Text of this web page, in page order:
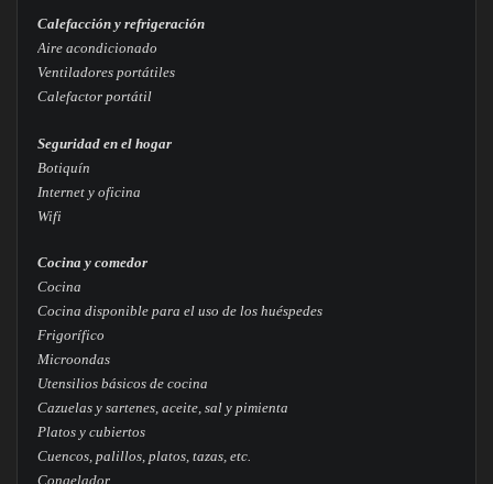
Calefacción y refrigeración
Aire acondicionado
Ventiladores portátiles
Calefactor portátil
Seguridad en el hogar
Botiquín
Internet y oficina
Wifi
Cocina y comedor
Cocina
Cocina disponible para el uso de los huéspedes
Frigorífico
Microondas
Utensilios básicos de cocina
Cazuelas y sartenes, aceite, sal y pimienta
Platos y cubiertos
Cuencos, palillos, platos, tazas, etc.
Congelador